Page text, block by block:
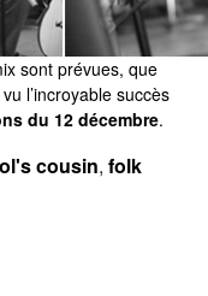
sont prévues, que
l’incroyable succès
du 12 décembre.
cousin, folk